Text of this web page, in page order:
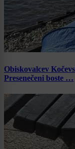
Obiskovalcev
Presenečeni boste …